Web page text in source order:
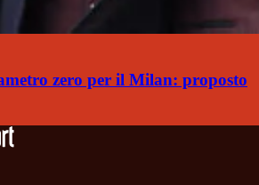
zero per il Milan: proposto